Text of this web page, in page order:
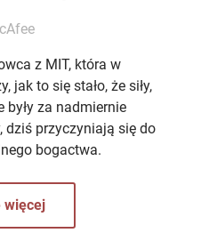
z MIT, która w
jak to się stało, że siły,
były za nadmiernie
dziś przyczyniają się do
bogactwa.
więcej